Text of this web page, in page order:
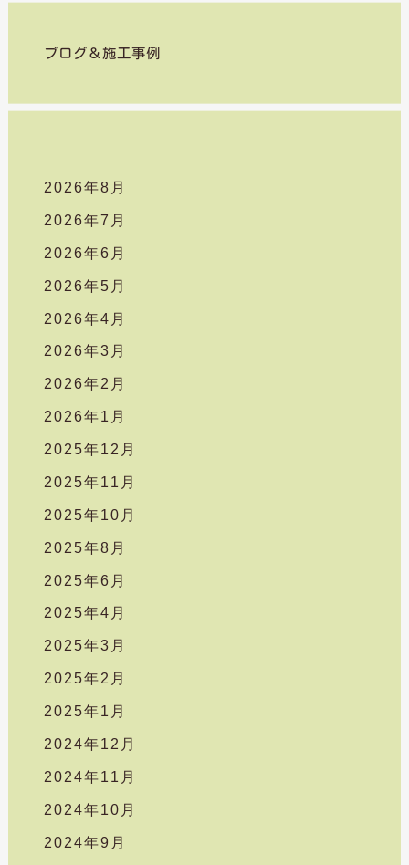
ブログ＆施工事例
2026年8月
2026年7月
2026年6月
2026年5月
2026年4月
2026年3月
2026年2月
2026年1月
2025年12月
2025年11月
2025年10月
2025年8月
2025年6月
2025年4月
2025年3月
2025年2月
2025年1月
2024年12月
2024年11月
2024年10月
2024年9月